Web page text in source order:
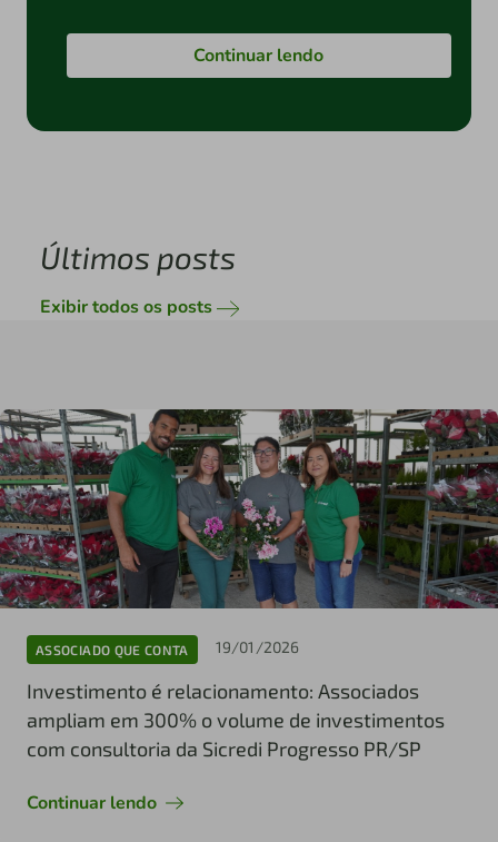
Continuar lendo
Últimos posts
Exibir todos os posts
ASSOCIADO QUE CONTA 19/01/2026
Investimento é relacionamento: Associados
ampliam em 300% o volume de investimentos
com consultoria da Sicredi Progresso PR/SP
Continuar lendo